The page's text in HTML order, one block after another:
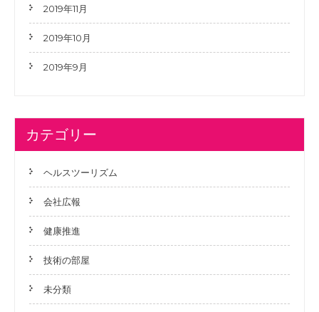
2019年11月
2019年10月
2019年9月
カテゴリー
ヘルスツーリズム
会社広報
健康推進
技術の部屋
未分類